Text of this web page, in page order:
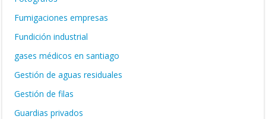
Fumigaciones empresas
Fundición industrial
gases médicos en santiago
Gestión de aguas residuales
Gestión de filas
Guardias privados